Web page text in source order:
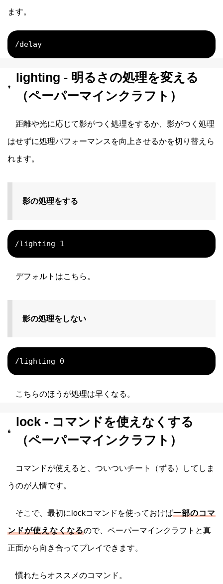
ます。
/delay
lighting - 明るさの処理を変える
（ペーパーマインクラフト）
距離や光に応じて影がつく処理をするか、影がつく処理
はせずに処理パフォーマンスを向上させるかを切り替えら
れます。
影の処理をする
/lighting 1
デフォルトはこちら。
影の処理をしない
/lighting 0
こちらのほうが処理は早くなる。
lock - コマンドを使えなくする
（ペーパーマインクラフト）
コマンドが使えると、ついついチート（ずる）してしま
うのが人情です。
そこで、最初にlockコマンドを使っておけば一部のコマ
ンドが使えなくなるので、ペーパーマインクラフトと真
正面から向き合ってプレイできます。
慣れたらオススメのコマンド。